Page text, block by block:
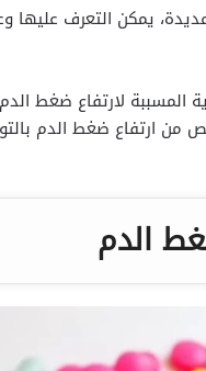
يمكن التعرف
المسببة لارتفاع ضغط
من ارتفاع ضغط الدم
الدم